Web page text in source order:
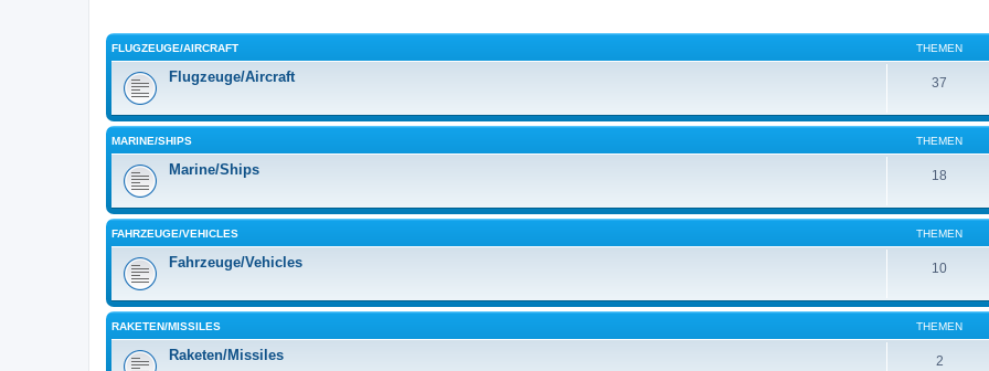
FLUGZEUGE/AIRCRAFT THEMEN
Flugzeuge/Aircraft 37
MARINE/SHIPS THEMEN
Marine/Ships 18
FAHRZEUGE/VEHICLES THEMEN
Fahrzeuge/Vehicles 10
RAKETEN/MISSILES THEMEN
Raketen/Missiles 2